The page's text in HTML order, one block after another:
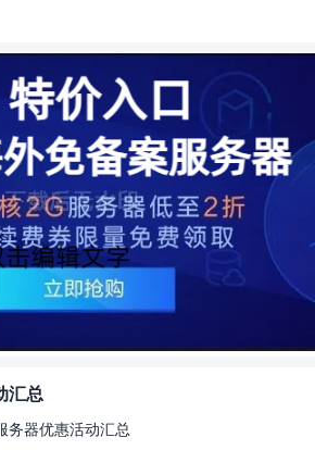
汇总
务器优惠活动汇总